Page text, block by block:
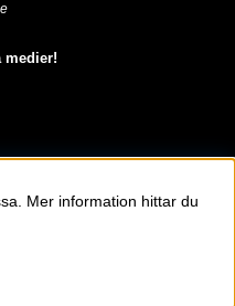
medier!
Mer information hittar du